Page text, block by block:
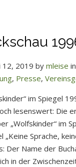
12, 2019 by mleise in
, Presse,
im Spiegel
lesenswert: Die
„Wolfskinder“ im
Sprache,
Der Name der
in der